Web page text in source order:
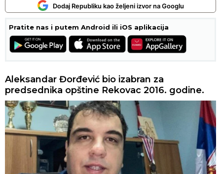
Dodaj Republiku kao željeni izvor na Googlu
Pratite nas i putem Android ili iOS aplikacija
Aleksandar Đorđević bio izabran za
predsednika opštine Rekovac 2016. godine.